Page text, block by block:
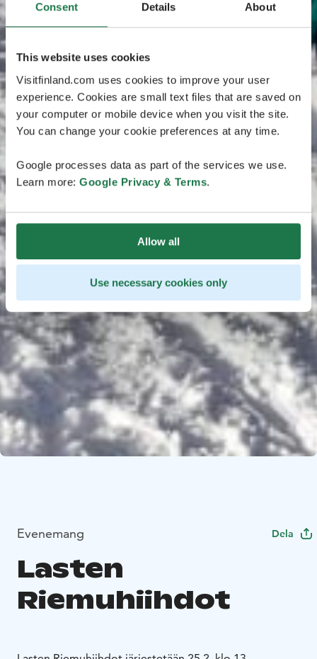
Consent Details About
This website uses cookies
Visitfinland.com uses cookies to improve your user
experience. Cookies are small text files that are saved on
your computer or mobile device when you visit the site.
You can change your cookie preferences at any time.
Google processes data as part of the services we use.
Learn more: Google Privacy & Terms.
Allow all
Use necessary cookies only
Evenemang Dela
Lasten
Riemuhiihdot